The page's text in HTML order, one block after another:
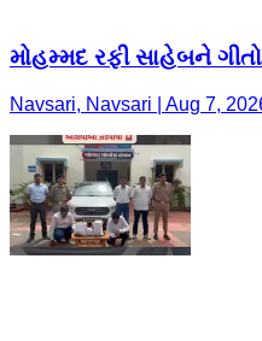
મોહમ્મદ રફી સાહેબને ગીતો
Navsari, Navsari | Aug 7,